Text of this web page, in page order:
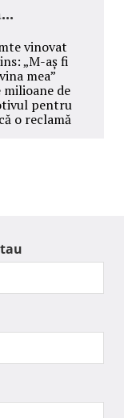
vinovat
„M-aș fi
mea”
milioane de
pentru
o reclamă